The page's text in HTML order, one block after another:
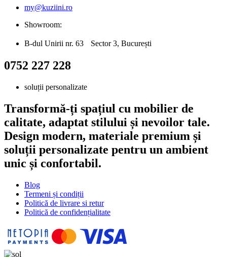
my@kuziini.ro
Showroom:
B-dul Unirii nr. 63 Sector 3, București
0752 227 228
soluții personalizate
Transformă-ți spațiul cu mobilier de
calitate, adaptat stilului și nevoilor tale.
Design modern, materiale premium și
soluții personalizate pentru un ambient
unic și confortabil.
Blog
Termeni și condiții
Politică de livrare si retur
Politică de confidențialitate